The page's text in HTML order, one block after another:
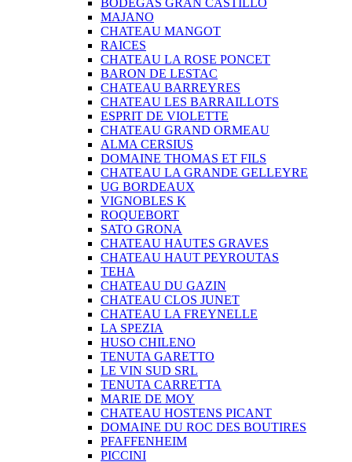
BODEGAS GRAN CASTILLO
MAJANO
CHATEAU MANGOT
RAICES
CHATEAU LA ROSE PONCET
BARON DE LESTAC
CHATEAU BARREYRES
CHATEAU LES BARRAILLOTS
ESPRIT DE VIOLETTE
CHATEAU GRAND ORMEAU
ALMA CERSIUS
DOMAINE THOMAS ET FILS
CHATEAU LA GRANDE GELLEYRE
UG BORDEAUX
VIGNOBLES K
ROQUEBORT
SATO GRONA
CHATEAU HAUTES GRAVES
CHATEAU HAUT PEYROUTAS
TEHA
CHATEAU DU GAZIN
CHATEAU CLOS JUNET
CHATEAU LA FREYNELLE
LA SPEZIA
HUSO CHILENO
TENUTA GARETTO
LE VIN SUD SRL
TENUTA CARRETTA
MARIE DE MOY
CHATEAU HOSTENS PICANT
DOMAINE DU ROC DES BOUTIRES
PFAFFENHEIM
PICCINI